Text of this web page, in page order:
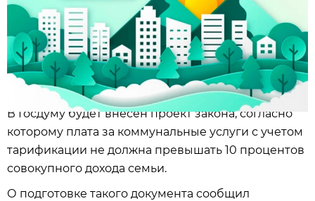
В Госдуму будет внесен проект закона, согласно
которому плата за коммунальные услуги с учетом
тарификации не должна превышать 10 процентов
совокупного дохода семьи.
О подготовке такого документа сообщил